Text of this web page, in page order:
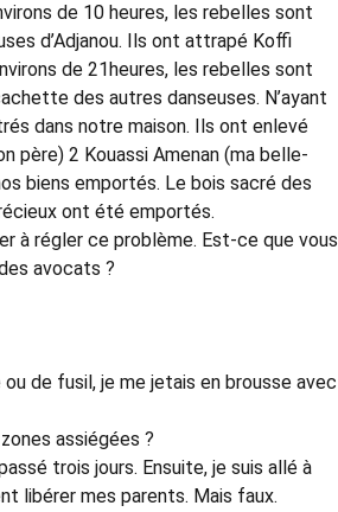
de 10 heures, les rebelles sont
d’Adjanou. Ils ont attrapé Koffi
de 21heures, les rebelles sont
des autres danseuses. N’ayant
dans notre maison. Ils ont enlevé
père) 2 Kouassi Amenan (ma belle-
biens emportés. Le bois sacré des
ont été emportés.
à régler ce problème. Est-ce que vous
avocats ?
ou de fusil, je me jetais en brousse avec
assiégées ?
trois jours. Ensuite, je suis allé à
libérer mes parents. Mais faux.